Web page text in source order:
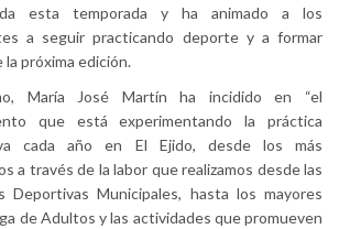
esta temporada y ha animado a los
a seguir practicando deporte y a formar
la próxima edición.
María José Martín ha incidido en “el
que está experimentando la práctica
cada año en El Ejido, desde los más
a través de la labor que realizamos desde las
Deportivas Municipales, hasta los mayores
de Adultos y las actividades que promueven